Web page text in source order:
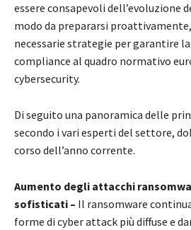
essere consapevoli dell’evoluzione
modo da prepararsi
necessarie strategie per garantire
compliance al quadro normativo
cybersecurity.
Di seguito una panoramica delle
secondo i vari esperti del settore,
corso dell’anno corrente.
Aumento degli attacchi
sofisticati – Il ransomware
forme di cyber attack più diffuse e